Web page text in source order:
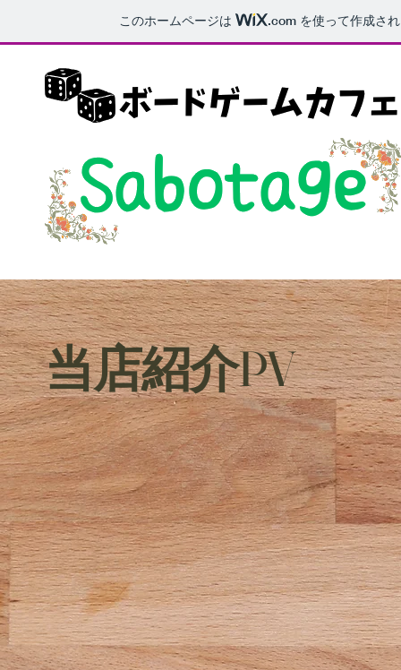
このホームページは .com を使って作成さ
​当店紹介PV